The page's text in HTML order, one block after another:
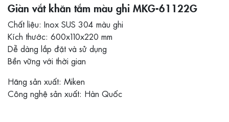
Giàn vắt khăn tắm màu ghi MKG-61122G
Chất liệu: Inox SUS 304 màu ghi
Kích thước: 600x110x220 mm
Dễ dàng lắp đặt và sử dụng
Bền vững với thời gian
Hãng sản xuất: Miken
Công nghệ sản xuất: Hàn Quốc